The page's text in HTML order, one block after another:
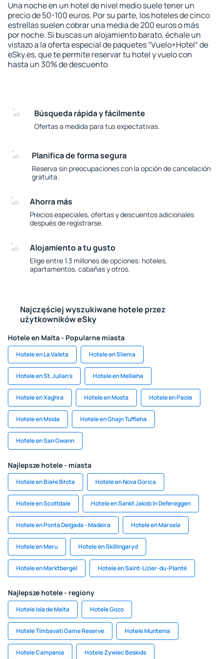
Una noche en un hotel de nivel medio suele tener un
precio de 50-100 euros. Por su parte, los hoteles de cinco
estrellas suelen cobrar una media de 200 euros o más
por noche. Si buscas un alojamiento barato, échale un
vistazo a la oferta especial de paquetes “Vuelo+Hotel“ de
eSky.es, que te permite reservar tu hotel y vuelo con
hasta un 30% de descuento.
Búsqueda rápida y fácilmente
Ofertas a medida para tus expectativas.
Planifica de forma segura
Reserva sin preocupaciones con la opción de cancelación
gratuita.
Ahorra más
Precios especiales, ofertas y descuentos adicionales
después de registrarse.
Alojamiento a tu gusto
Elige entre 1.3 millones de opciones: hoteles,
apartamentos, cabañas y otros.
Najczęściej wyszukiwane hotele przez
użytkowników eSky
Hotele en Malta - Popularne miasta
Hotele en La Valeta Hotele en Sliema
Hotele en St. Julian’s Hotele en Mellieha
Hotele en Xaghra Hotele en Mosta Hotele en Paola
Hotele en Msida Hotele en Ghajn Tuffieha
Hotele en San Gwann
Najlepsze hotele - miasta
Hotele en Białe Błota Hotele en Nova Gorica
Hotele en Scottdale Hotele en Sankt Jakob In Defereggen
Hotele en Ponta Delgada - Madeira Hotele en Marsala
Hotele en Meru Hotele en Skillingaryd
Hotele en Marktbergel Hotele en Saint-Lizier-du-Planté
Najlepsze hotele - regiony
Hotele Isla de Malta Hotele Gozo
Hotele Timbavati Game Reserve Hotele Muntenia
Hotele Campania Hotele Zywiec Beskids